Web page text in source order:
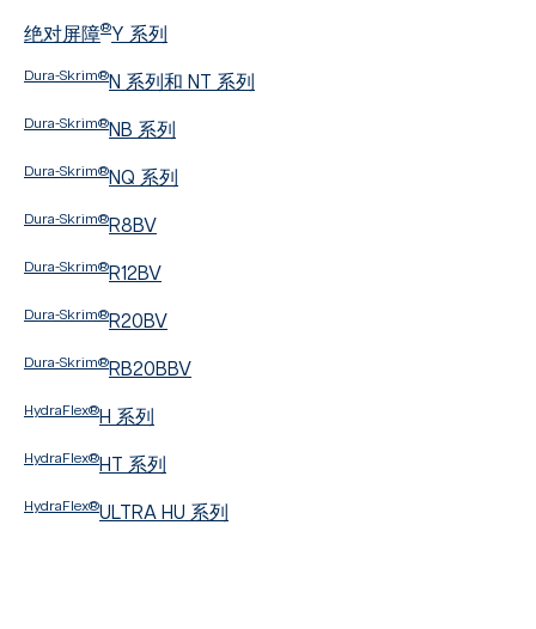
绝对屏障®Y 系列
Dura-Skrim®N 系列和 NT 系列
Dura-Skrim®NB 系列
Dura-Skrim®NQ 系列
Dura-Skrim®R8BV
Dura-Skrim®R12BV
Dura-Skrim®R20BV
Dura-Skrim®RB20BBV
HydraFlex®H 系列
HydraFlex®HT 系列
HydraFlex®ULTRA HU 系列